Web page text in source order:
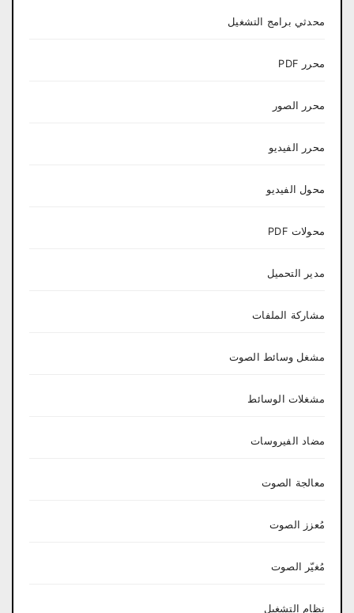
محدثي برامج التشغيل
محرر PDF
محرر الصور
محرر الفيديو
محول الفيديو
محولات PDF
مدير التحميل
مشاركة الملفات
مشغل وسائط الصوت
مشغلات الوسائط
مضاد الفيروسات
معالجة الصوت
مُعزز الصوت
مُغيّر الصوت
نظام التشغيل